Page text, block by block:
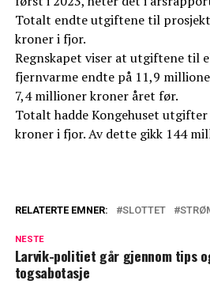
Totalt endte utgiftene til
kroner i fjor.
Regnskapet viser at utgiftene til
fjernvarme endte på 11,9
7,4 millioner kroner året før.
Totalt hadde Kongehuset
kroner i fjor. Av dette gikk 144
RELATERTE EMNER: SLOTTET
NESTE
Larvik-politiet går gjennom tips
togsabotasje